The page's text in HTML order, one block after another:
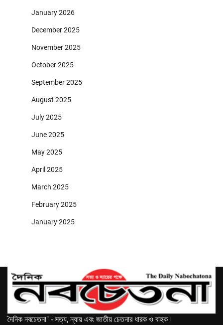
January 2026
December 2025
November 2025
October 2025
September 2025
August 2025
July 2025
June 2025
May 2025
April 2025
March 2025
February 2025
January 2025
দৈনিক নবচেতনা" - সত্য, ন্যায় এবং জাতীয় চেতনার ধারক ও বাহক।